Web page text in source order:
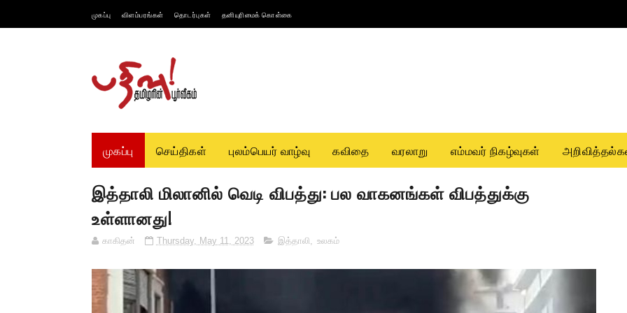
முகப்பு விளம்பரங்கள் தொடர்புகள் தனியுரிமைக் கொள்கை
முகப்பு செய்திகள் புலம்பெயர் வாழ்வு கவிதை வரலாறு எம்மவர் நிகழ்வுகள்
இத்தாலி மிலானில் வெடி விபத்து: பல வாகனங்கள் விபத்துக்கு
உள்ளானது!
காகிதன் Thursday, May 11, 2023 இத்தாலி, உலகம்